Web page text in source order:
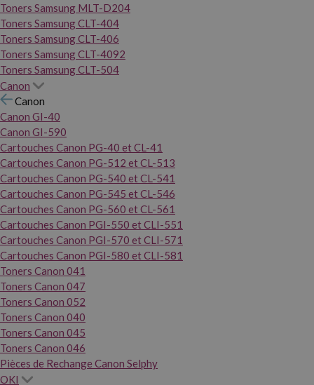
Toners Samsung MLT-D204
Toners Samsung CLT-404
Toners Samsung CLT-406
Toners Samsung CLT-4092
Toners Samsung CLT-504
Canon
Canon
Canon GI-40
Canon GI-590
Cartouches Canon PG-40 et CL-41
Cartouches Canon PG-512 et CL-513
Cartouches Canon PG-540 et CL-541
Cartouches Canon PG-545 et CL-546
Cartouches Canon PG-560 et CL-561
Cartouches Canon PGI-550 et CLI-551
Cartouches Canon PGI-570 et CLI-571
Cartouches Canon PGI-580 et CLI-581
Toners Canon 041
Toners Canon 047
Toners Canon 052
Toners Canon 040
Toners Canon 045
Toners Canon 046
Pièces de Rechange Canon Selphy
OKI